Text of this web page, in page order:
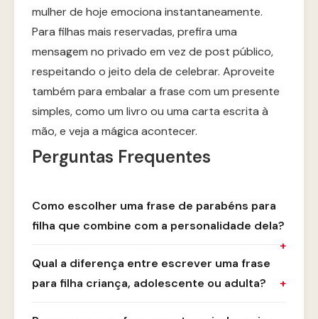
mulher de hoje emociona instantaneamente.
Para filhas mais reservadas, prefira uma
mensagem no privado em vez de post público,
respeitando o jeito dela de celebrar. Aproveite
também para embalar a frase com um presente
simples, como um livro ou uma carta escrita à
mão, e veja a mágica acontecer.
Perguntas Frequentes
Como escolher uma frase de parabéns para
filha que combine com a personalidade dela?
Qual a diferença entre escrever uma frase
para filha criança, adolescente ou adulta?